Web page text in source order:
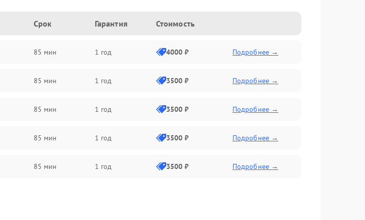
Срок Гарантия Стоимость
85 мин 1 год 4000 ₽ Подробнее →
85 мин 1 год 3500 ₽ Подробнее →
85 мин 1 год 3500 ₽ Подробнее →
85 мин 1 год 3500 ₽ Подробнее →
85 мин 1 год 3500 ₽ Подробнее →